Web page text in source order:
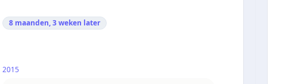
8 maanden, 3 weken later
2015